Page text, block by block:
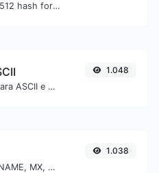
Generate a SHA-512 hash for any string input.
Converta texto para ASCII e o contrário para qualquer entrada de string.
1.048
Find A, AAAA, CNAME, MX, NS, TXT, SOA DNS records of a host.
1.038